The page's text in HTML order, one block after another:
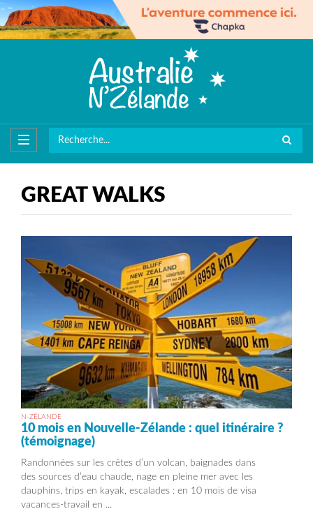
GREAT WALKS
N-ZÉLANDE
10 mois en Nouvelle-Zélande : quel itinéraire ?
(témoignage)
Randonnées sur les crêtes d’un volcan, baignades dans
des sources d’eau chaude, nage en pleine mer avec les
dauphins, trips en kayak, escalades : en 10 mois de visa
vacances-travail en ...